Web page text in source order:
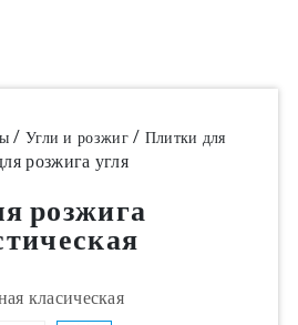
/ Угли и розжиг/ Плитки для
розжига угля
розжига
класическая